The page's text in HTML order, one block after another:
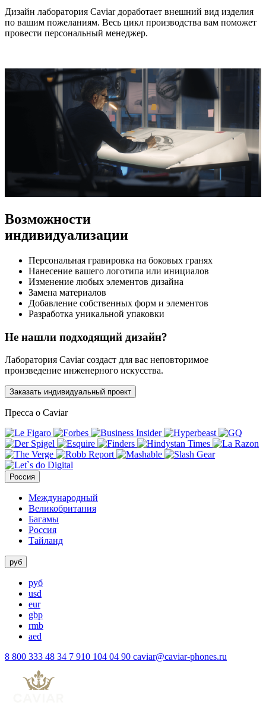
Дизайн лаборатория Caviar доработает внешний вид изделия
по вашим пожеланиям. Весь цикл производства вам поможет
провести персональный менеджер.
Возможности
индивидуализации
Персональная гравировка на боковых гранях
Нанесение вашего логотипа или инициалов
Изменение любых элементов дизайна
Замена материалов
Добавление собственных форм и элементов
Разработка уникальной упаковки
Не нашли подходящий дизайн?
Лаборатория Caviar создаст для вас неповторимое
произведение инженерного искусства.
Заказать индивидуальный проект
Пресса о Caviar
Россия
Международный
Великобритания
Багамы
Россия
Тайланд
руб
руб
usd
eur
gbp
rmb
aed
8 800 333 48 34 7 910 104 04 90 caviar@caviar-phones.ru